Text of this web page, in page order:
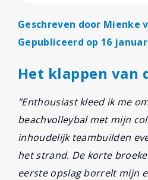
Geschreven door Mienke
Gepubliceerd op 16
Het klappen van
"Enthousiast kleed ik me
beachvolleybal met mijn
inhoudelijk teambuilden
het strand. De korte
eerste opslag borrelt mijn